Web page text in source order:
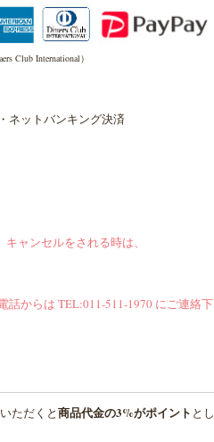
Club International）
ネットバンキング決済
ャンセルをされる時は、
話からは TEL:011-511-1970 にご連絡下
ただくと商品代金の3%がポイント とし